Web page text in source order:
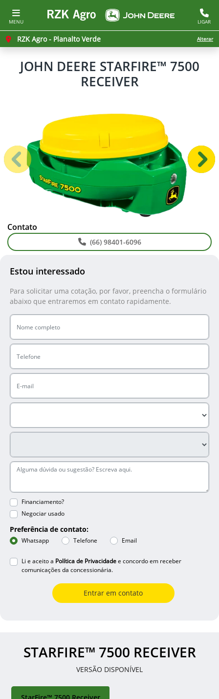
MENU LIGAR
RZK Agro - Planalto Verde Alterar
JOHN DEERE STARFIRE™ 7500
RECEIVER
Estou interessado
Para solicitar uma cotação, por favor, preencha o formulário
abaixo que entraremos em contato rapidamente.
Financiamento?
Negociar usado
Preferência de contato:
Whatsapp Telefone Email
Li e aceito a Política de Privacidadee concordo em receber
comunicações da concessionária.
Entrar em contato
Anterior
Contato
(66) 98401-6096
STARFIRE™ 7500 RECEIVER
VERSÃO DISPONÍVEL